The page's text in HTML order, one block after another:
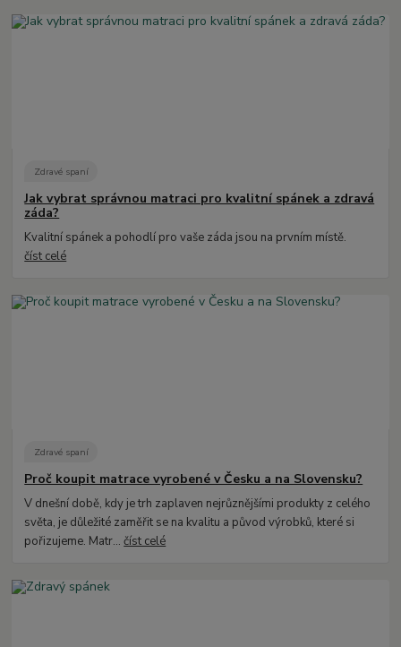
Zdravé spaní
Jak vybrat správnou matraci pro kvalitní spánek a zdravá
záda?
Kvalitní spánek a pohodlí pro vaše záda jsou na prvním místě.
číst celé
Zdravé spaní
Proč koupit matrace vyrobené v Česku a na Slovensku?
V dnešní době, kdy je trh zaplaven nejrůznějšími produkty z celého
světa, je důležité zaměřit se na kvalitu a původ výrobků, které si
pořizujeme. Matr...číst celé